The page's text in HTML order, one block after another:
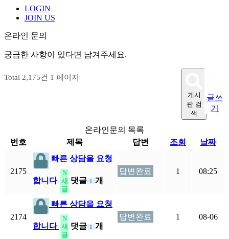
LOGIN
JOIN US
온라인 문의
궁금한 사항이 있다면 남겨주세요.
Total 2,175건 1 페이지
게시
판 검
색
글쓰
기
온라인문의 목록
번호
제목 답변 조회 날짜
2175
빠른 상담을 요청
합니다
N
새
글
댓글 1 개
답변완료 1 08:25
2174
빠른 상담을 요청
합니다
N
새
글
댓글 1 개
답변완료 1 08-06